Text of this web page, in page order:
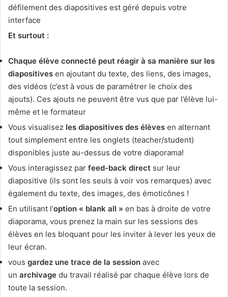
défilement des diapositives est géré depuis votre
interface
Et surtout :
Chaque élève connecté peut réagir à sa manière sur les
diapositives en ajoutant du texte, des liens, des images,
des vidéos (c’est à vous de paramétrer le choix des
ajouts). Ces ajouts ne peuvent être vus que par l’élève lui-
même et le formateur
Vous visualisez les diapositives des élèves en alternant
tout simplement entre les onglets (teacher/student)
disponibles juste au-dessus de votre diaporama!
Vous interagissez par feed-back direct sur leur
diapositive (ils sont les seuls à voir vos remarques) avec
également du texte, des images, des émoticônes !
En utilisant l’option « blank all » en bas à droite de votre
diaporama, vous prenez la main sur les sessions des
élèves en les bloquant pour les inviter à lever les yeux de
leur écran.
vous gardez une trace de la session avec
un archivage du travail réalisé par chaque élève lors de
toute la session.